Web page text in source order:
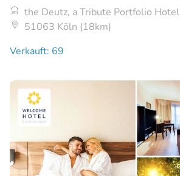
the Deutz, a Tribute Portfolio Hotel
51063 Köln (18km)
Verkauft: 69